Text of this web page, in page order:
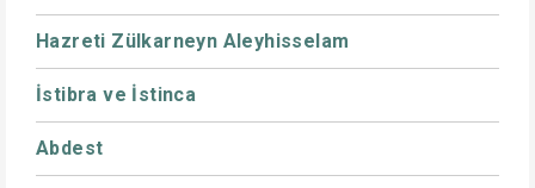
Hazreti Zülkarneyn Aleyhisselam
İstibra ve İstinca
Abdest